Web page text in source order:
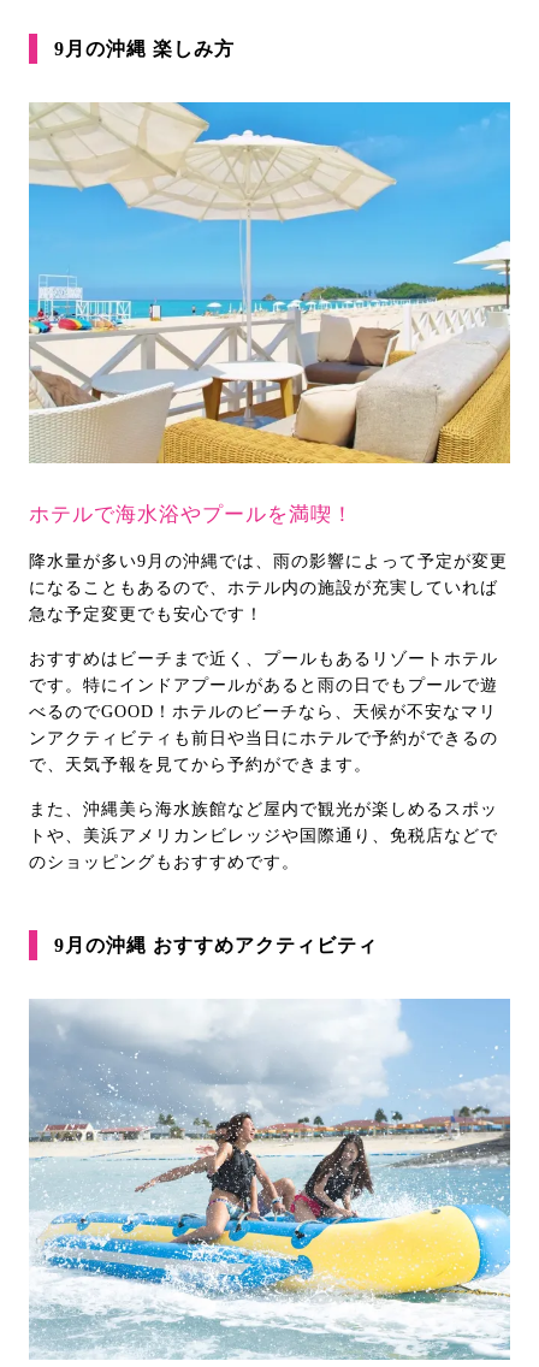
9月の沖縄 楽しみ方
ホテルで海水浴やプールを満喫！
降水量が多い9月の沖縄では、雨の影響によって予定が変更
になることもあるので、ホテル内の施設が充実していれば
急な予定変更でも安心です！
おすすめはビーチまで近く、プールもあるリゾートホテル
です。特にインドアプールがあると雨の日でもプールで遊
べるのでGOOD！ホテルのビーチなら、天候が不安なマリ
ンアクティビティも前日や当日にホテルで予約ができるの
で、天気予報を見てから予約ができます。
また、沖縄美ら海水族館など屋内で観光が楽しめるスポッ
トや、美浜アメリカンビレッジや国際通り、免税店などで
のショッピングもおすすめです。
9月の沖縄 おすすめアクティビティ